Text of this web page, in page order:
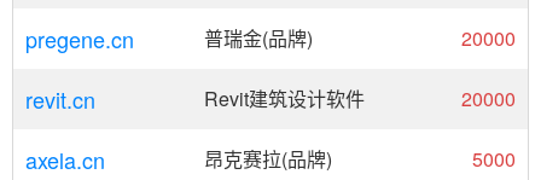
pregene.cn 普瑞金(品牌) 20000
revit.cn Revit建筑设计软件 20000
axela.cn 昂克赛拉(品牌) 5000